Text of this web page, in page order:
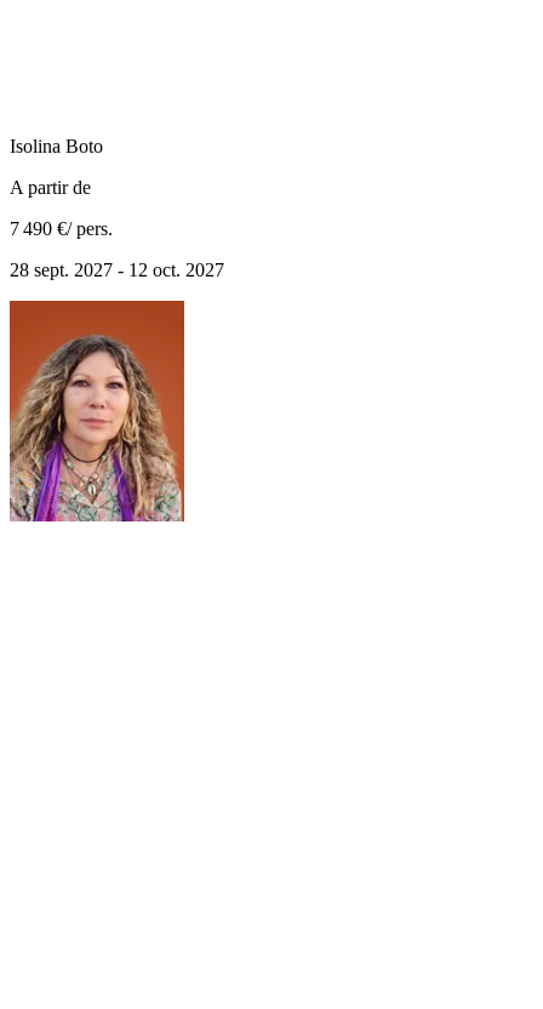
Isolina Boto
A partir de
7 490 €/ pers.
28 sept. 2027 - 12 oct. 2027